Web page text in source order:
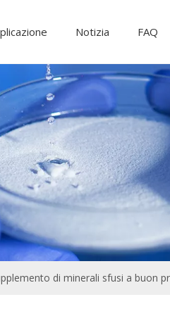
Notizia FAQ
di minerali sfusi a buon